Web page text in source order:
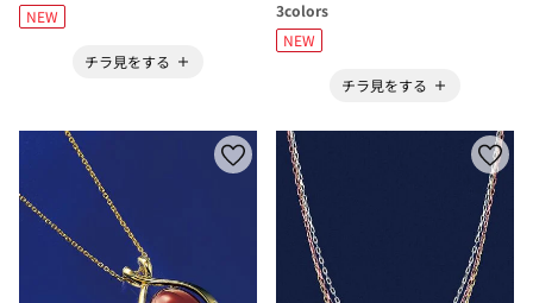
NEW
チラ見をする
3colors
NEW
チラ見をする